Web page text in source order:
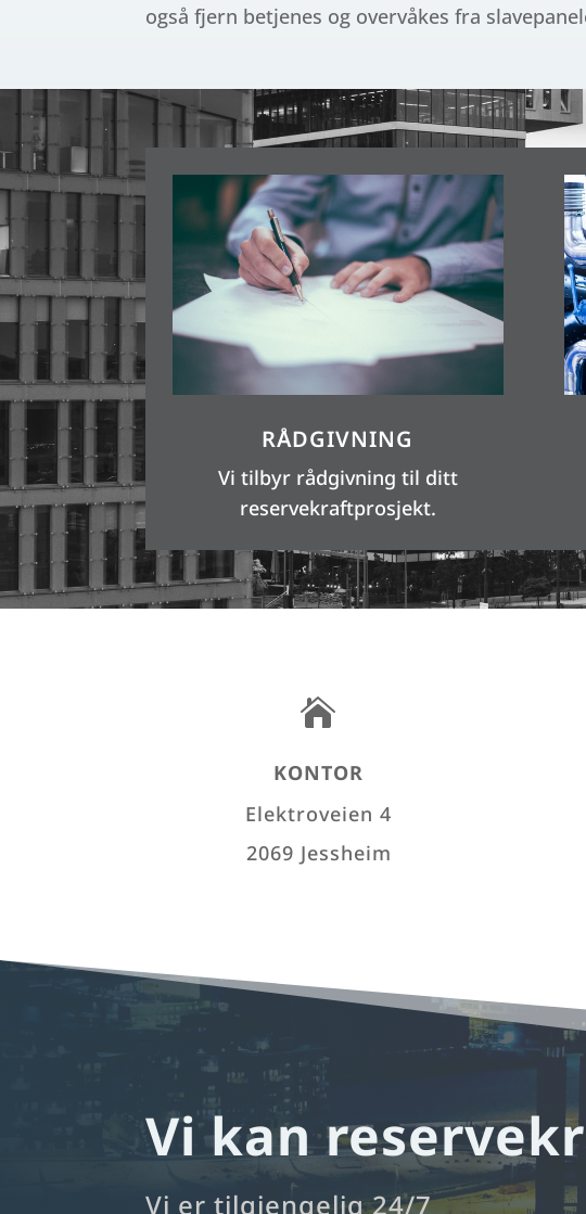
også fjern betjenes og overvåkes fra
RÅDGIVNING
Vi tilbyr rådgivning til ditt
reservekraftprosjekt.

KONTOR
Elektroveien 4
2069 Jessheim
Vi kan
Vi er tilgjengelig 24/7